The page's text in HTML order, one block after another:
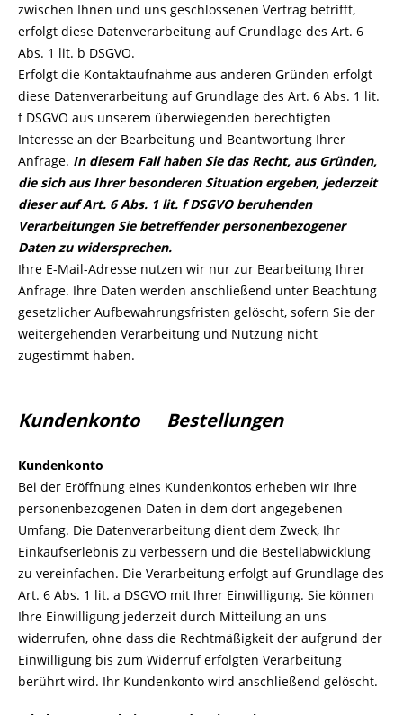
zwischen Ihnen und uns geschlossenen Vertrag betrifft,
erfolgt diese Datenverarbeitung auf Grundlage des Art. 6
Abs. 1 lit. b DSGVO.
Erfolgt die Kontaktaufnahme aus anderen Gründen erfolgt
diese Datenverarbeitung auf Grundlage des Art. 6 Abs. 1 lit.
f DSGVO aus unserem überwiegenden berechtigten
Interesse an der Bearbeitung und Beantwortung Ihrer
Anfrage. In diesem Fall haben Sie das Recht, aus Gründen,
die sich aus Ihrer besonderen Situation ergeben, jederzeit
dieser auf Art. 6 Abs. 1 lit. f DSGVO beruhenden
Verarbeitungen Sie betreffender personenbezogener
Daten zu widersprechen.
Ihre E-Mail-Adresse nutzen wir nur zur Bearbeitung Ihrer
Anfrage. Ihre Daten werden anschließend unter Beachtung
gesetzlicher Aufbewahrungsfristen gelöscht, sofern Sie der
weitergehenden Verarbeitung und Nutzung nicht
zugestimmt haben.
Kundenkonto Bestellungen
Kundenkonto
Bei der Eröffnung eines Kundenkontos erheben wir Ihre
personenbezogenen Daten in dem dort angegebenen
Umfang. Die Datenverarbeitung dient dem Zweck, Ihr
Einkaufserlebnis zu verbessern und die Bestellabwicklung
zu vereinfachen. Die Verarbeitung erfolgt auf Grundlage des
Art. 6 Abs. 1 lit. a DSGVO mit Ihrer Einwilligung. Sie können
Ihre Einwilligung jederzeit durch Mitteilung an uns
widerrufen, ohne dass die Rechtmäßigkeit der aufgrund der
Einwilligung bis zum Widerruf erfolgten Verarbeitung
berührt wird. Ihr Kundenkonto wird anschließend gelöscht.